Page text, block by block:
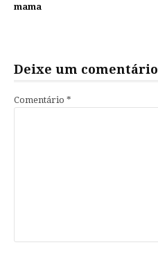
mama
Deixe um comentário
Comentário *